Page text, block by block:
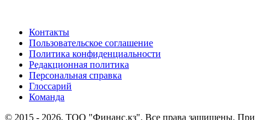
Контакты
Пользовательское соглашение
Политика конфиденциальности
Редакционная политика
Персональная справка
Глоссарий
Команда
© 2015 - 2026, ТОО "Финанс.кз". Все права защищены. При